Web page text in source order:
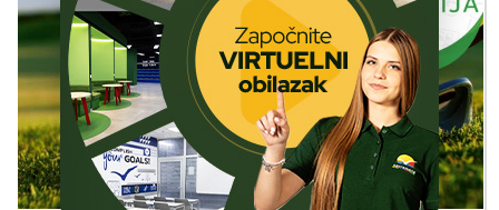
OSNOVNA
ŠKOLA